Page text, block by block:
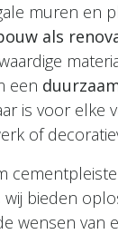
muren en
als
een
is voor elke
of
bieden
wensen van